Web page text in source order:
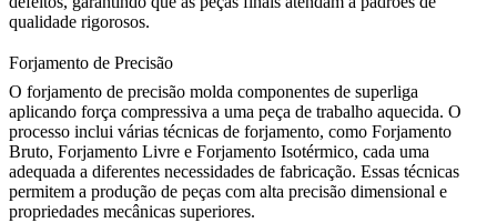
qualidade rigorosos.
Forjamento de Precisão
O forjamento de precisão molda componentes de superliga
aplicando força compressiva a uma peça de trabalho aquecida. O
processo inclui várias técnicas de forjamento, como Forjamento
Bruto, Forjamento Livre e Forjamento Isotérmico, cada uma
adequada a diferentes necessidades de fabricação. Essas técnicas
permitem a produção de peças com alta precisão dimensional e
propriedades mecânicas superiores.